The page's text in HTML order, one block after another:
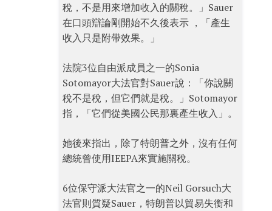
稅，不是用來增加收入的關稅。」Sauer
在口頭辯論剛開始不久後表示 ，「產生
收入只是附帶效果。」
法院3位自由派成員之一的Sonia
Sotomayor大法官對Sauer說：「你說關
稅不是稅，但它們就是稅。」Sotomayor
指，「它們從美國公民那裏產生收入」。
她後來指出，除了特朗普之外，沒有任何
總統曾使用IEEPA來實施關稅。
6位保守派大法官之一的Neil Gorsuch大
法官則質疑Sauer，特朗普以貿易失衡和